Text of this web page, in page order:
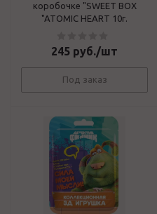
коробочке "SWEET BOX
"ATOMIC HEART 10г.
245 руб./шт
Под заказ